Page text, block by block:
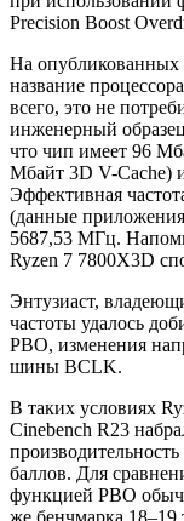
Precision Boost
На опубликованных
название
всего, это не
инженерный
что чип имеет 96
Мбайт 3D V-Cache)
Эффективная
(данные
5687,53 МГц.
Ryzen 7 7800X3D
Энтузиаст,
частоты удалось
PBO, изменения
шины BCLK.
В таких условиях
Cinebench R23
баллов. Для
функцией PBO
же бенчмарка 18–19